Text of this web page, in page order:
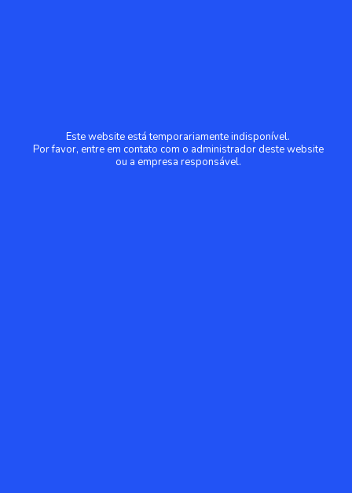
Este website está temporariamente indisponível.
Por favor, entre em contato com o administrador deste website
ou a empresa responsável.